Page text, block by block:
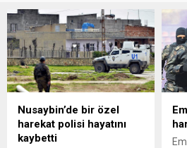
Nusaybin’de bir özel
harekat polisi hayatını
kaybetti